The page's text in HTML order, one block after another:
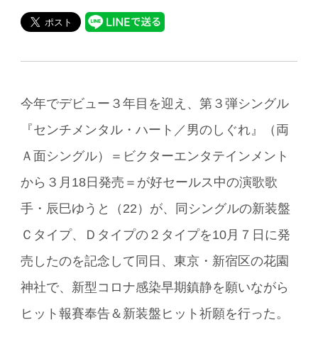
今年でデビュー３年目を迎え、第３弾シングル
『センチメンタル・ハート／男のしぐれ』（両
Ａ面シングル）＝ビクターエンタテインメント
から３月18日発売＝が好セールス中の演歌歌
手・辰巳ゆうと（22）が、同シングルの新装盤
Ｃタイプ、Ｄタイプの２タイプを10月７日に発
売したのを記念して同日、東京・新宿区の花園
神社で、新型コロナ感染早期鎮静を願いながら
ヒット報賽奉告＆新装盤ヒット祈願を行った。